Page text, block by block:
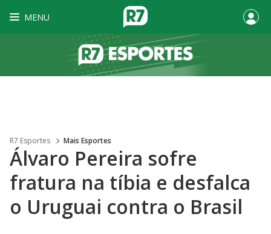
MENU
R7 Esportes Mais Esportes
Álvaro Pereira sofre
fratura na tíbia e desfalca
o Uruguai contra o Brasil